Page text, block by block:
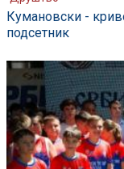
Кумановски -
подсетник